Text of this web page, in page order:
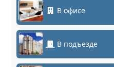
В офисе
В подъезде